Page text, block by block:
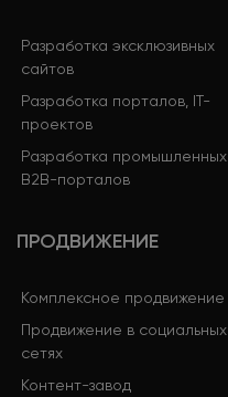
Разработка эксклюзивных
сайтов
Разработка порталов, IT-
проектов
Разработка промышленных
B2B-порталов
ПРОДВИЖЕНИЕ
Комплексное продвижение
Продвижение в социальных
сетях
Контент-завод